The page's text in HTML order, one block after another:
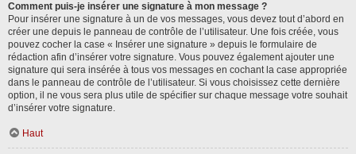
Comment puis-je insérer une signature à mon message ?
Pour insérer une signature à un de vos messages, vous devez tout d’abord en
créer une depuis le panneau de contrôle de l’utilisateur. Une fois créée, vous
pouvez cocher la case « Insérer une signature » depuis le formulaire de
rédaction afin d’insérer votre signature. Vous pouvez également ajouter une
signature qui sera insérée à tous vos messages en cochant la case appropriée
dans le panneau de contrôle de l’utilisateur. Si vous choisissez cette dernière
option, il ne vous sera plus utile de spécifier sur chaque message votre souhait
d’insérer votre signature.
Haut